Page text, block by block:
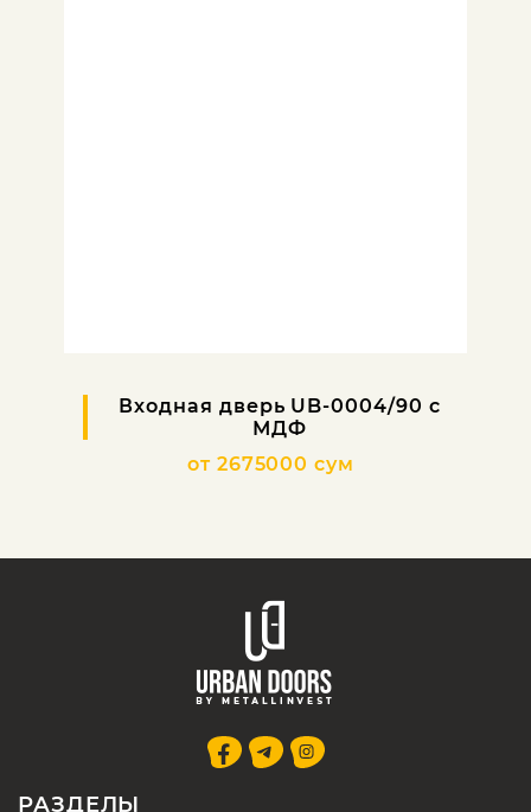
Входная дверь UB-0004/90 с
МДФ
от 2675000 сум
РАЗДЕЛЫ